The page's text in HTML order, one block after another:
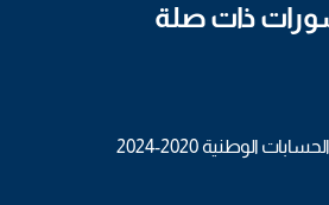
ذات صلة
الحسابات الوطنية 2020-2024